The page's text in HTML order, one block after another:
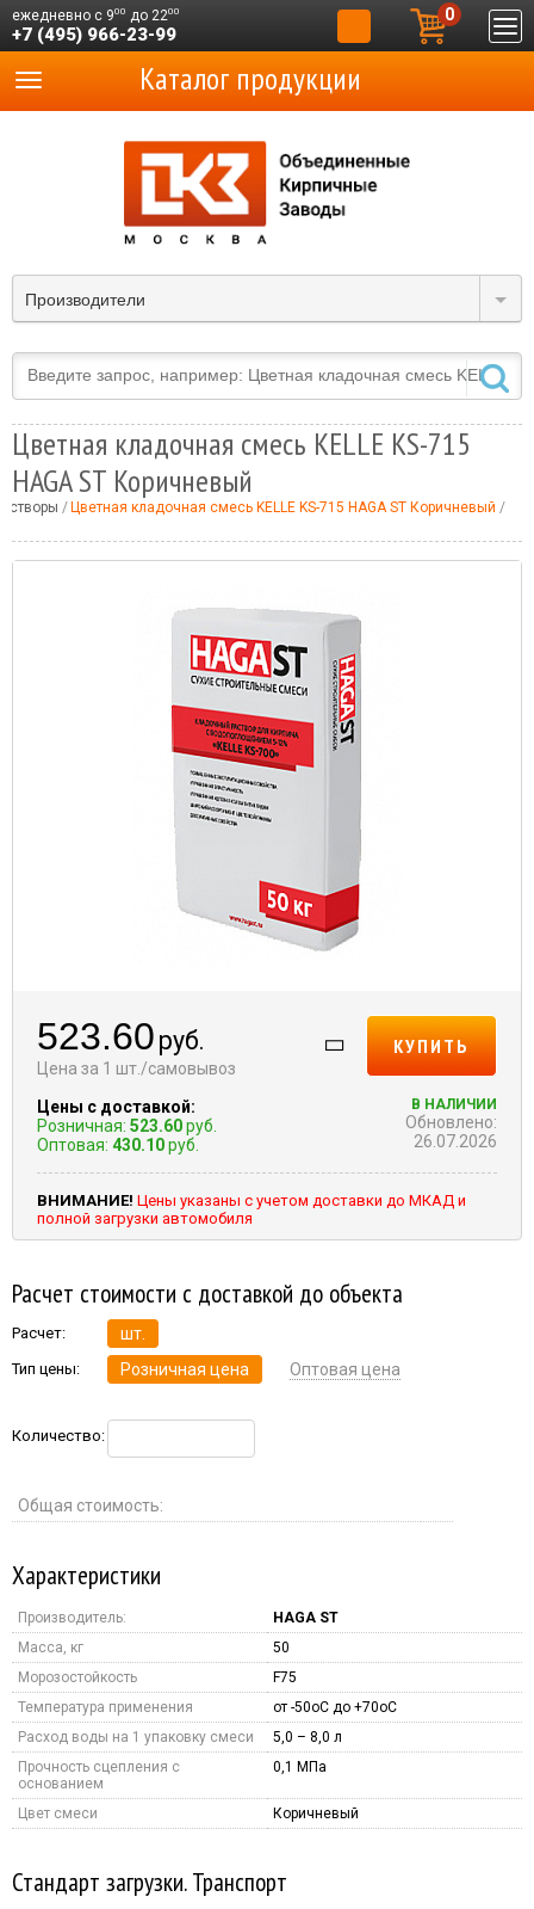
ежедневно с 900 до 2200
+7 (495) 966-23-99
0
Производители
Каталог продукции
Цветная кладочная смесь KELLE KS-715
HAGA ST Коричневый
Цветная кладочная смесь KELLE KS-715 HAGA ST Коричневый
523.60 руб.
Цена за 1 шт./самовывоз
Цены с доставкой:
Розничная: 523.60руб.
Оптовая: 430.10руб.
КУПИТЬ
В НАЛИЧИИ
Обновлено:
26.07.2026
ВНИМАНИЕ! Цены указаны с учетом доставки до МКАД и
полной загрузки автомобиля
Расчет стоимости с доставкой до объекта
Расчет: шт.
Тип цены: Розничная цена Оптовая цена
Количество:
Общая стоимость:
Характеристики
Производитель:
HAGA ST
Масса, кг
50
Морозостойкость
F75
Температура применения
от -50оС до +70оС
Расход воды на 1 упаковку смеси
5,0 – 8,0 л
Прочность сцепления с
основанием
0,1 МПа
Цвет смеси Коричневый
Стандарт загрузки. Транспорт